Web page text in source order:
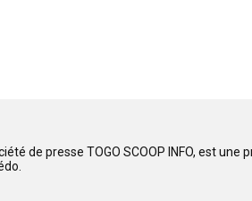
de presse TOGO SCOOP INFO, est